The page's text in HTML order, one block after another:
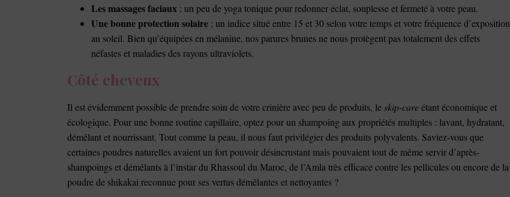
Les massages faciaux ; un peu de yoga tonique pour redonner éclat, souplesse et fermeté à votre peau.
Une bonne protection solaire ; un indice situé entre 15 et 30 selon votre temps et votre fréquence d’exposition
au soleil. Bien qu’équipées en mélanine, nos parures brunes ne nous protègent pas totalement des effets
néfastes et maladies des rayons ultraviolets.
Côté cheveux
Il est évidemmentpossible de prendre soin de votre crinière avec peu de produits, leskip-careétant économique et
écologique. Pour une bonne routine capillaire, optez pour un shampoing aux propriétés multiples : lavant, hydratant,
démêlant et nourrissant. Tout comme la peau, il nous faut privilégier des produits polyvalents. Saviez-vous que
certaines poudres naturelles avaient un fort pouvoir désincrustant mais pouvaient tout de même servir d’après-
shampoings et démêlants à l’instar du Rhassoul du Maroc, de l’Amla très efficace contre les pellicules ou encore de la
poudre de shikakai reconnue pour ses vertus démêlantes et nettoyantes ?